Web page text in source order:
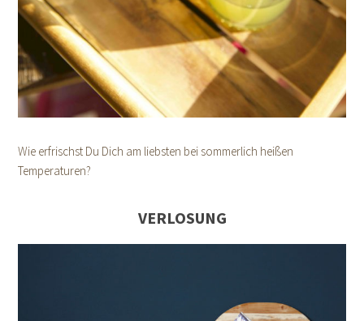
Wie erfrischst Du Dich am liebsten bei sommerlich heißen
Temperaturen?
VERLOSUNG